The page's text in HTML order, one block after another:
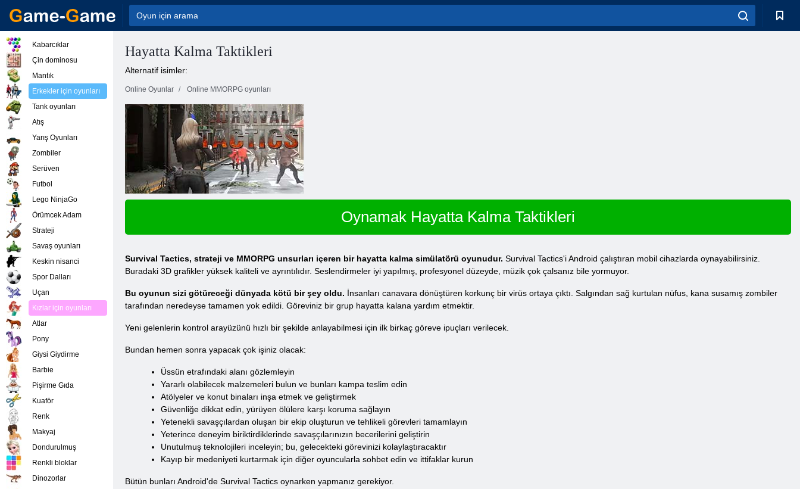
Hayatta Kalma Taktikleri
Alternatif isimler:
Online Oyunlar Online MMORPG oyunları
Oynamak Hayatta Kalma Taktikleri
Survival Tactics, strateji ve MMORPG unsurları içeren bir hayatta kalma simülatörü oyunudur. Survival Tactics'i Android çalıştıran mobil cihazlarda oynayabilirsiniz.
Buradaki 3D grafikler yüksek kaliteli ve ayrıntılıdır. Seslendirmeler iyi yapılmış, profesyonel düzeyde, müzik çok çalsanız bile yormuyor.
Bu oyunun sizi götüreceği dünyada kötü bir şey oldu. İnsanları canavara dönüştüren korkunç bir virüs ortaya çıktı. Salgından sağ kurtulan nüfus, kana susamış zombiler
tarafından neredeyse tamamen yok edildi. Göreviniz bir grup hayatta kalana yardım etmektir.
Yeni gelenlerin kontrol arayüzünü hızlı bir şekilde anlayabilmesi için ilk birkaç göreve ipuçları verilecek.
Bundan hemen sonra yapacak çok işiniz olacak:
Üssün etrafındaki alanı gözlemleyin
Yararlı olabilecek malzemeleri bulun ve bunları kampa teslim edin
Atölyeler ve konut binaları inşa etmek ve geliştirmek
Güvenliğe dikkat edin, yürüyen ölülere karşı koruma sağlayın
Yetenekli savaşçılardan oluşan bir ekip oluşturun ve tehlikeli görevleri tamamlayın
Yeterince deneyim biriktirdiklerinde savaşçılarınızın becerilerini geliştirin
Unutulmuş teknolojileri inceleyin; bu, gelecekteki görevinizi kolaylaştıracaktır
Kayıp bir medeniyeti kurtarmak için diğer oyuncularla sohbet edin ve ittifaklar kurun
Bütün bunları Android'de Survival Tactics oynarken yapmanız gerekiyor.
Kabarcıklar
Çin dominosu
Mantık
Erkekler için oyunları
Tank oyunları
Atış
Yarış Oyunları
Zombiler
Serüven
Futbol
Lego NinjaGo
Örümcek Adam
Strateji
Savaş oyunları
Keskin nisanci
Spor Dalları
Uçan
Kızlar için oyunları
Atlar
Pony
Giysi Giydirme
Barbie
Pişirme Gıda
Kuaför
Renk
Makyaj
Dondurulmuş
Renkli bloklar
Dinozorlar